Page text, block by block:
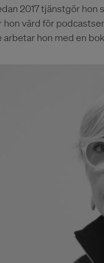
2017 tjänstgör
hon värd för
arbetar hon med en